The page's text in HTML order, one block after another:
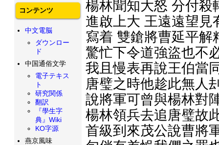
楊林聞知大怒 分付殺
進啟上大 王遠遠望見
寫着 雙鎗將曹延平解
驚忙下令道強盜也不
我且慢表再說王伯當
唐璧之時他趁此無人
說將軍可曾與楊林對
楊林領兵去追唐璧故
首級到來茂公說曹將
コンテンツ
中文電脳
ダウンロー
ド
中国通俗文学
電子テキス
ト
研究関係
翻訳
『學生字
典』Wiki
KO字源
燕京風味